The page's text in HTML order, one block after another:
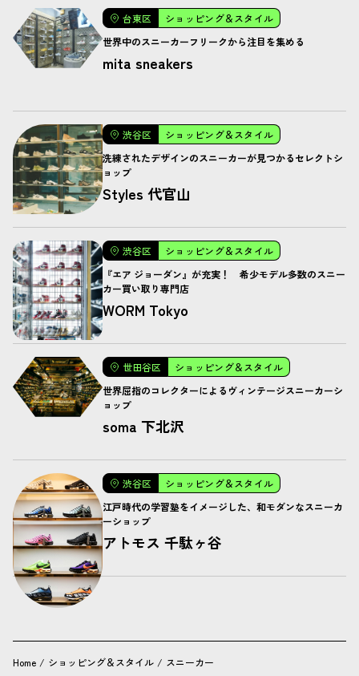
台東区
ショッピング＆スタイル
世界中のスニーカーフリークから注目を集める
mita sneakers
渋谷区
ショッピング＆スタイル
洗練されたデザインのスニーカーが見つかるセレクトシ
ョップ
Styles 代官山
渋谷区
ショッピング＆スタイル
『エア ジョーダン』が充実！ 希少モデル多数のスニー
カー買い取り専門店
WORM Tokyo
世田谷区
ショッピング＆スタイル
世界屈指のコレクターによるヴィンテージスニーカーシ
ョップ
soma 下北沢
渋谷区
ショッピング＆スタイル
江戸時代の学習塾をイメージした、和モダンなスニーカ
ーショップ
アトモス 千駄ヶ谷
Home / ショッピング＆スタイル / スニーカー